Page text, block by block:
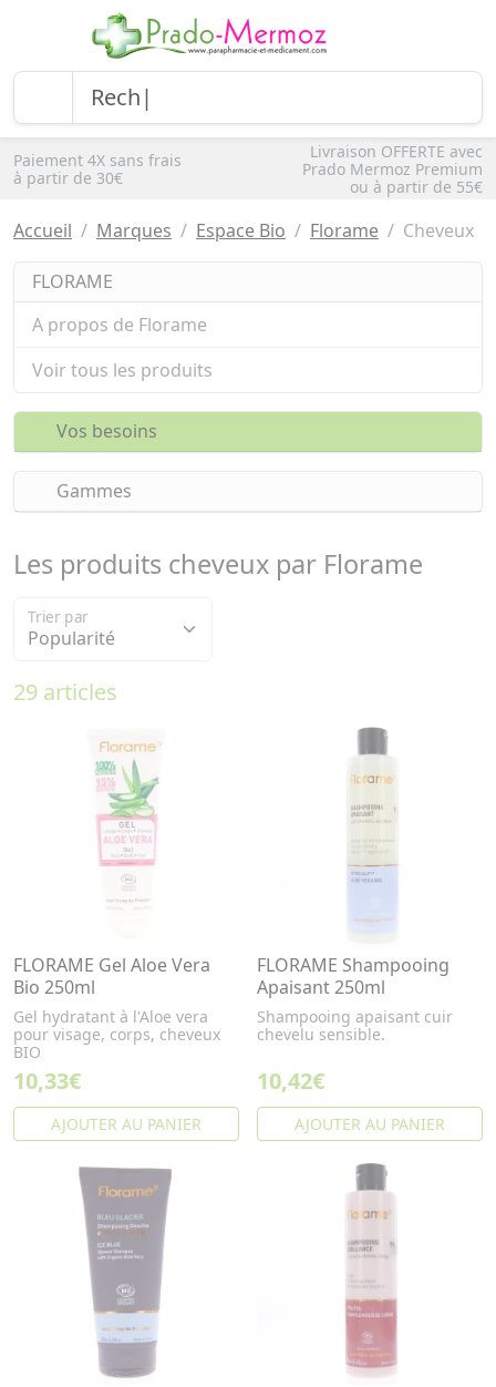
Paiement 4X sans frais
à partir de 30€
Livraison OFFERTE avec
Prado Mermoz Premium
ou à partir de 55€
Accueil Marques Espace Bio Florame Cheveux
FLORAME
A propos de Florame
Voir tous les produits
Vos besoins
Gammes
Les produits cheveux par Florame
Trier par
29 articles
FLORAME Gel Aloe Vera
Bio 250ml
Gel hydratant à l'Aloe vera
pour visage, corps, cheveux
BIO
10,33€
AJOUTER AU PANIER
FLORAME Shampooing
Apaisant 250ml
Shampooing apaisant cuir
chevelu sensible.
10,42€
AJOUTER AU PANIER